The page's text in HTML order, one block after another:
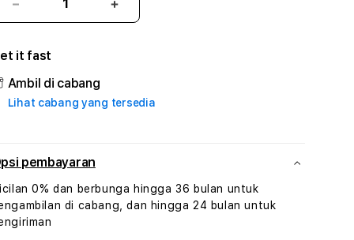
Kurangi
jumlah
BIGHOKI
#3
TradiTours
Jasa
Paket
Wisata
Tunisia
Profesional
Tambah
jumlah
TradiTours
Jasa
Wisata
Tunisia
it fast
Ambil di cabang
Lihat cabang yang tersedia
pembayaran
0% dan berbunga hingga 36 bulan untuk
di cabang, dan hingga 24 bulan untuk